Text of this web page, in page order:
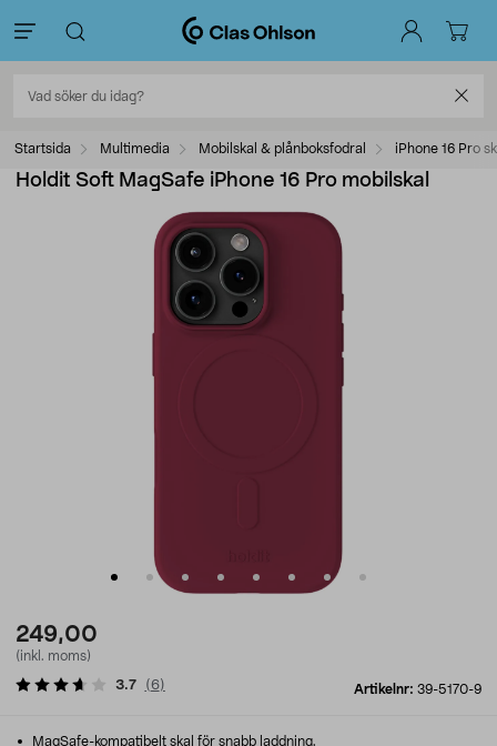
Startsida Multimedia Mobilskal & plånboksfodral iPhone 16 Pro
Holdit Soft MagSafe iPhone 16 Pro mobilskal
249,00
(inkl. moms)
Artikelnr: 39-5170-9
3.7 (6)
MagSafe-kompatibelt skal för snabb laddning.